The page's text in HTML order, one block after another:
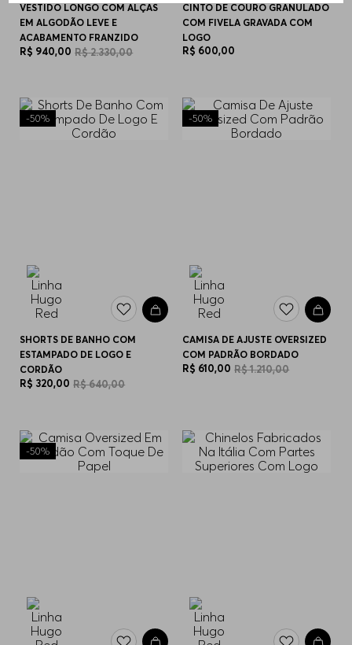
VESTIDO LONGO COM ALÇAS
EM ALGODÃO LEVE E
ACABAMENTO FRANZIDO
R$ 940,00 R$2.330,00
CINTO DE COURO GRANULADO
COM FIVELA GRAVADA COM
LOGO
R$ 600,00
-50%
SHORTS DE BANHO COM
ESTAMPADO DE LOGO E
CORDÃO
R$ 320,00 R$640,00
-50%
CAMISA DE AJUSTE OVERSIZED
COM PADRÃO BORDADO
R$ 610,00 R$1.210,00
-50%